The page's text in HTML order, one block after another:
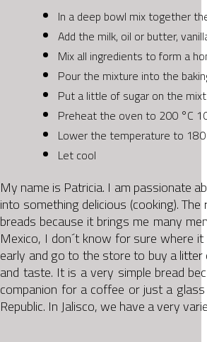
In a deep bowl mix together
Add the milk, oil or butter,
Mix all ingredients to form a
Pour the mixture into the
Put a little of sugar on the
Preheat the oven to 200 °C
Lower the temperature to
Let cool
My name is Patricia. I am passionate
into something delicious (cooking).
breads because it brings me many
Mexico, I don´t know for sure where
early and go to the store to buy a
and taste. It is a very simple bread
companion for a coffee or just a
Republic. In Jalisco, we have a very